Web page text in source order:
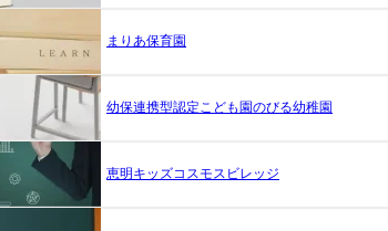
まりあ保育園
幼保連携型認定こども園のびる幼稚園
恵明キッズコスモスビレッジ